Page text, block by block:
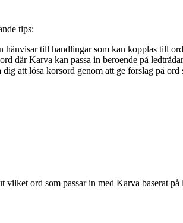
tips:
hänvisar till handlingar som kan kopplas till
där Karva kan passa in beroende på
att lösa korsord genom att ge förslag på ord
ord som passar in med Karva baserat på